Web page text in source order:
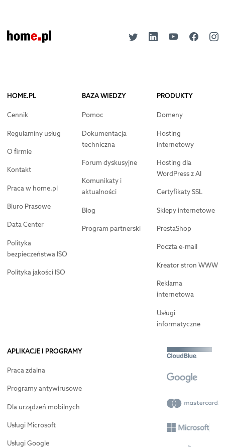
HOME.PL
Cennik
Regulaminy usług
O firmie
Kontakt
Praca w home.pl
Biuro Prasowe
Data Center
Polityka
bezpieczeństwa ISO
Polityka jakości ISO
BAZA WIEDZY
Pomoc
Dokumentacja
techniczna
Forum dyskusyjne
Komunikaty i
aktualności
Blog
Program partnerski
PRODUKTY
Domeny
Hosting
internetowy
Hosting dla
WordPress z AI
Certyfikaty SSL
Sklepy internetowe
PrestaShop
Poczta e-mail
Kreator stron WWW
Reklama
internetowa
Usługi
informatyczne
APLIKACJE I PROGRAMY
Praca zdalna
Programy antywirusowe
Dla urządzeń mobilnych
Usługi Microsoft
Usługi Google